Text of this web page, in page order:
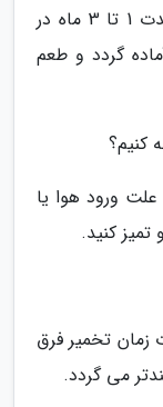
بریزید و درب آن را ببندید. ظرف را به مدت 1 تا 3 ماه در
گردد و طعم
علت ورود هوا یا
کنید.
زمان تخمیر فرق
می گردد.